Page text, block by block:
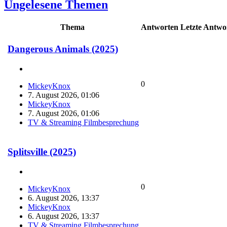
Ungelesene Themen
Thema Antworten Letzte
Dangerous Animals (2025)
MickeyKnox
7. August 2026, 01:06
MickeyKnox
7. August 2026, 01:06
TV & Streaming Filmbesprechung
0
Splitsville (2025)
MickeyKnox
6. August 2026, 13:37
MickeyKnox
6. August 2026, 13:37
TV & Streaming Filmbesprechung
0